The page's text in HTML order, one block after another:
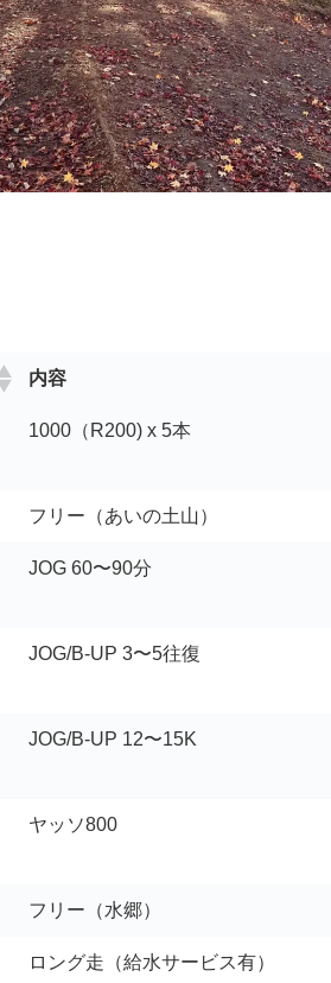
内容
1000（R200) x 5本
フリー（あいの土山）
JOG 60〜90分
JOG/B-UP 3〜5往復
JOG/B-UP 12〜15K
ヤッソ800
フリー（水郷）
ロング走（給水サービス有）